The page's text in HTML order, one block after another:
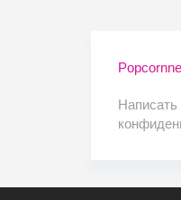
Написать